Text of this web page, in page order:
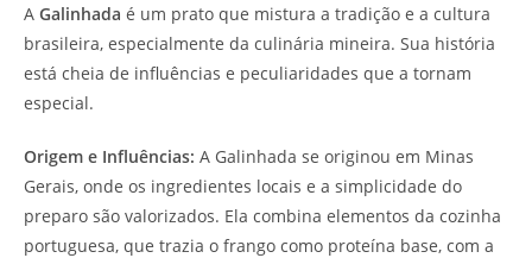
A Galinhada é um prato que mistura a tradição e a cultura
brasileira, especialmente da culinária mineira. Sua história
está cheia de influências e peculiaridades que a tornam
especial.
Origem e Influências: A Galinhada se originou em Minas
Gerais, onde os ingredientes locais e a simplicidade do
preparo são valorizados. Ela combina elementos da cozinha
portuguesa, que trazia o frango como proteína base, com a